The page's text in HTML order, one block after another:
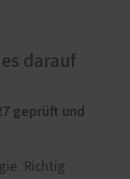
darauf
geprüft und
Richtig